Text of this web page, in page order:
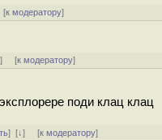
к модератору]
] [к модератору]
поди клац клац
][↓] [к модератору]